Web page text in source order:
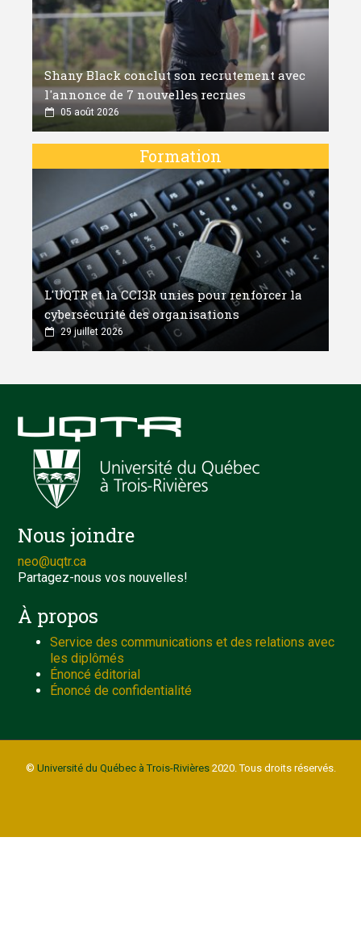
Shany Black conclut son recrutement avec
l'annonce de 7 nouvelles recrues
05 août 2026
Formation
L'UQTR et la CCI3R unies pour renforcer la
cybersécurité des organisations
29 juillet 2026
Nous joindre
neo@uqtr.ca
Partagez-nous vos nouvelles!
À propos
Service des communications et des relations avec
les diplômés
Énoncé éditorial
Énoncé de confidentialité
© Université du Québec à Trois-Rivières2020. Tous droits réservés.